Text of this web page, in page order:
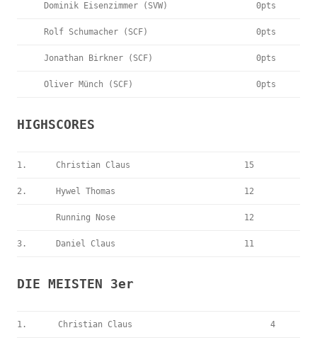
Dominik Eisenzimmer (SVW) 0pts
Rolf Schumacher (SCF) 0pts
Jonathan Birkner (SCF) 0pts
Oliver Münch (SCF) 0pts
HIGHSCORES
1. Christian Claus 15
2. Hywel Thomas 12
Running Nose 12
3. Daniel Claus 11
DIE MEISTEN 3er
1. Christian Claus 4